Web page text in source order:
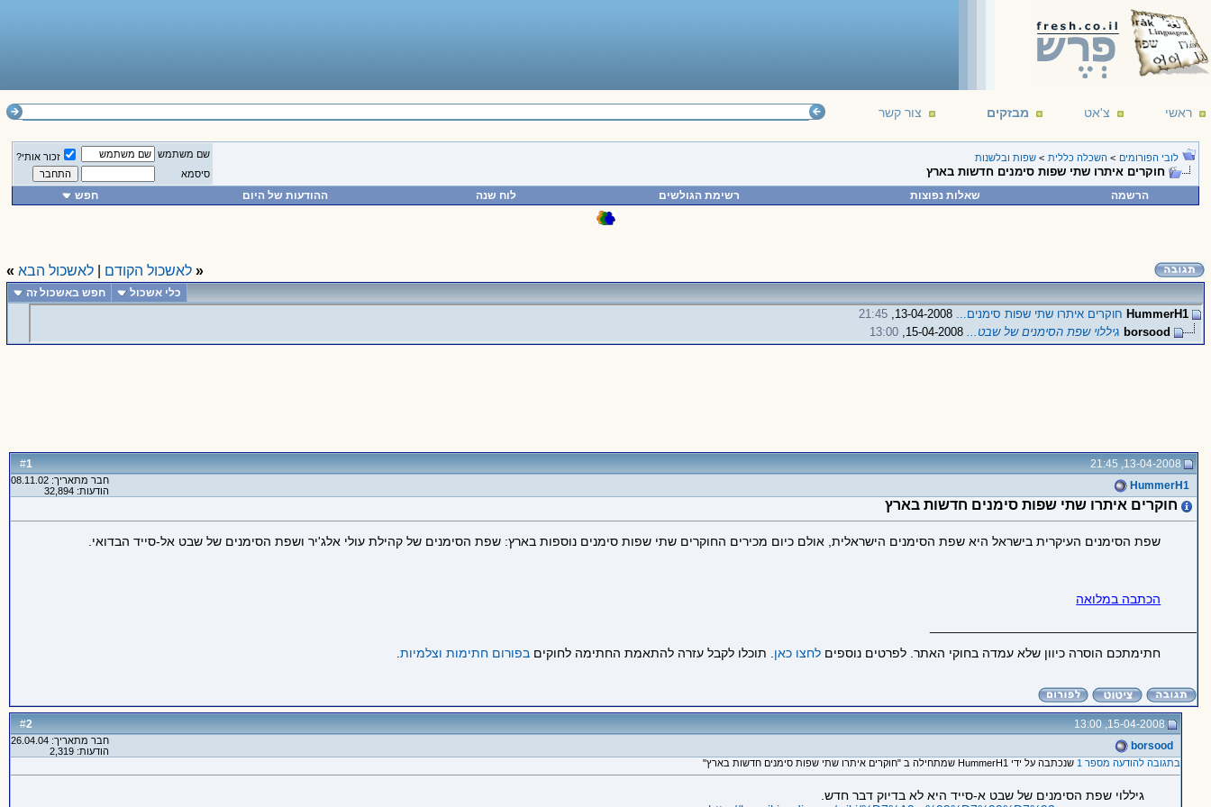
ראשי צ'אט מבזקים צור קשר
לובי הפורומים > השכלה כללית > שפות ובלשנות
חוקרים איתרו שתי שפות סימנים חדשות בארץ
שם משתמש
זכור אותי?
סיסמא
הרשמה שאלות נפוצות רשימת הגולשים לוח שנה ההודעות של היום חפש
« לאשכול הקודם לאשכול הבא »
כלי אשכול חפש באשכול זה
HummerH1 חוקרים איתרו שתי שפות סימנים...
21:45
borsood גיללוי שפת הסימנים של שבט...15-04-2008,
13:00
#
1
13-04-2008, 21:45
HummerH1
חבר מתאריך: 08.11.02
הודעות: 32,894
חוקרים איתרו שתי שפות סימנים חדשות בארץ
שפת הסימנים העיקרית בישראל היא שפת הסימנים הישראלית, אולם כיום מכירים החוקרים שתי שפות סימנים נוספות בארץ: שפת הסימנים של קהילת עולי אלג'יר ושפת הסימנים של שבט אל-סייד הבדואי.
הכתבה במלואה
חתימתכם הוסרה כיוון שלא עמדה בחוקי האתר. לפרטים נוספים לחצו כאן . תוכלו לקבל עזרה להתאמת החתימה לחוקים בפורום חתימות וצלמיות.
#
2
15-04-2008, 13:00
borsood
חבר מתאריך: 26.04.04
הודעות: 2,319
בתגובה להודעה מספר 1
שנכתבה על ידי HummerH1 שמתחילה ב "חוקרים איתרו שתי שפות סימנים חדשות בארץ"
גיללוי שפת הסימנים של שבט א-סייד היא לא בדיוק דבר חדש.